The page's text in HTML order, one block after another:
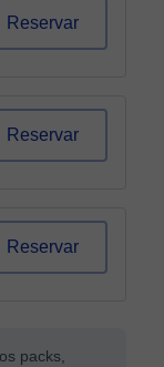
Reservar
Reservar
Reservar
packs,